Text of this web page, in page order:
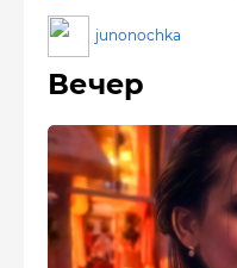
junonochka
Вечер